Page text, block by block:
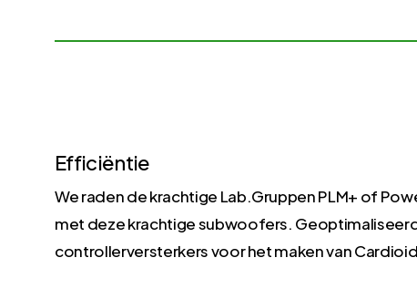
Efficiëntie
We raden de krachtige Lab.Gruppen PLM+ of
met deze krachtige subwoofers.
controllerversterkers voor het maken van